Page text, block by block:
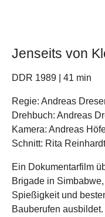
Jenseits von
DDR 1989 | 41 min
Regie: Andreas
Drehbuch: Andreas
Kamera: Andreas
Schnitt: Rita Reinhardt
Ein Dokumentarfilm
Brigade in
Spießigkeit und
Bauberufen ausbildet.